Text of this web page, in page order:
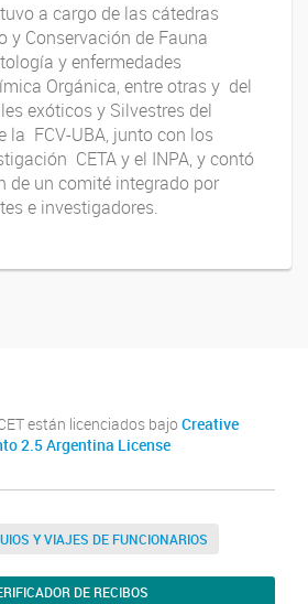
a cargo de las cátedras
y Conservación de Fauna
y enfermedades
Orgánica, entre otras y del
exóticos y Silvestres del
la FCV-UBA, junto con los
CETA y el INPA, y contó
de un comité integrado por
e investigadores.
están licenciados bajo Creative
2.5 Argentina License
Y VIAJES DE FUNCIONARIOS
DE RECIBOS